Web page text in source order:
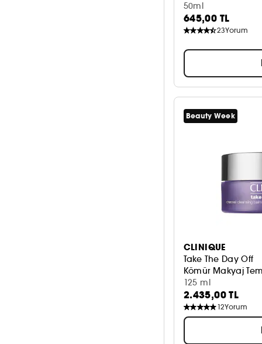
50ml
645,00 TL
23Yorum
Beauty Week
CLINIQUE
Take The Day Off
Kömür Makyaj
125 ml
2.435,00 TL
12Yorum